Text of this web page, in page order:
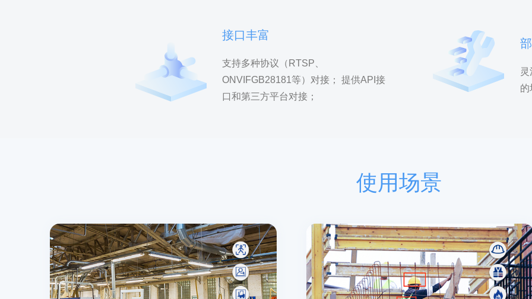
接口丰富
支持多种协议（RTSP、
ONVIFGB28181等）对接； 提供API接
口和第三方平台对接；
的
使用场景